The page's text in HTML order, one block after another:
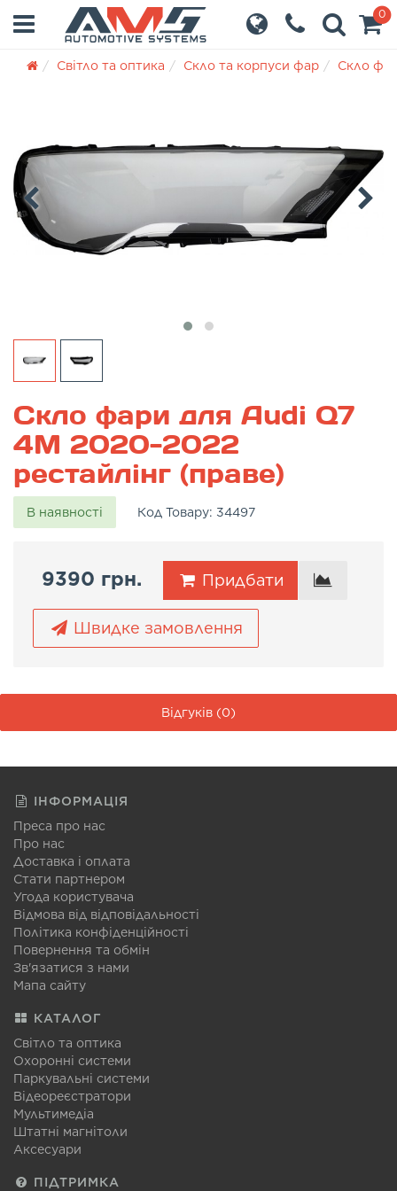
0
Світло та оптика Скло та корпуси фар Скло
Скло фари для Audi Q7
4M 2020-2022
рестайлінг (праве)
В наявності Код Товару: 34497
9390 грн. Придбати
Швидке замовлення
Відгуків (0)
ІНФОРМАЦІЯ
Преса про нас
Про нас
Доставка і оплата
Стати партнером
Угода користувача
Відмова від відповідальності
Політика конфіденційності
Повернення та обмін
Зв'язатися з нами
Мапа сайту
КАТАЛОГ
Світло та оптика
Охоронні системи
Паркувальні системи
Відеореєстратори
Мультимедіа
Штатні магнітоли
Аксесуари
ПІДТРИМКА